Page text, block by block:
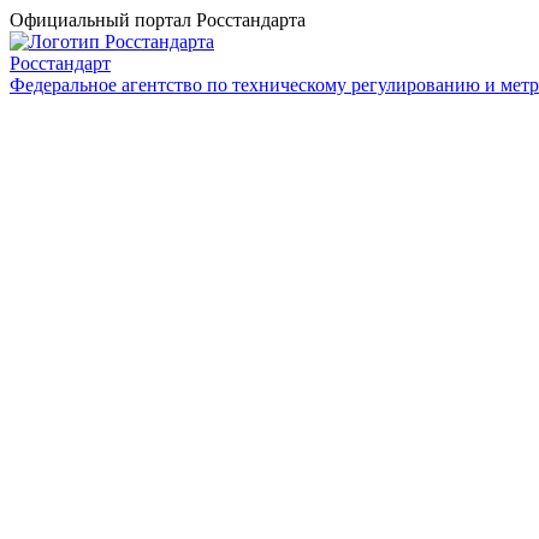
Официальный портал Росстандарта
Росстандарт
Федеральное агентство по техническому регулированию и